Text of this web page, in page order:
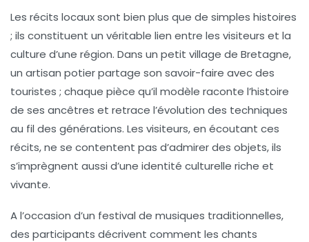
Les récits locauxsont bien plus que de simples histoires
; ils constituent un véritable lien entre les visiteurs et la
culture d’une région. Dans un petit village de Bretagne,
un artisan potier partage son savoir-faire avec des
touristes ; chaque pièce qu’il modèle raconte l’histoire
de ses ancêtres et retrace l’évolution des techniques
au fil des générations. Les visiteurs, en écoutant ces
récits, ne se contentent pas d’admirer des objets, ils
s’imprègnent aussi d’une identité culturelle riche et
vivante.
A l’occasion d’un festival de musiques traditionnelles,
des participants décrivent comment les chants